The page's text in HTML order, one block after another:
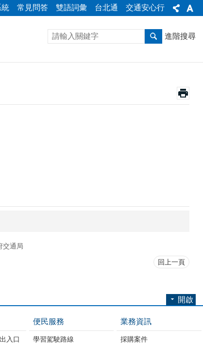
統 常見問答 雙語詞彙 台北通 交通安心行
進階搜尋
交通局
回上一頁
開啟
入口
便民服務
學習駕駛路線
業務資訊
採購案件